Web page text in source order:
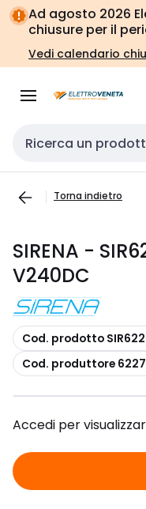
Vai alla
navigazione
Vai
alla
pagina
Ad agosto 2026
chiusure per il
Vedi calendario
Cerca input
Torna indietro
SIRENA -
V240DC
copia
Cod. prodotto
copia
Cod. produttore
Accedi per